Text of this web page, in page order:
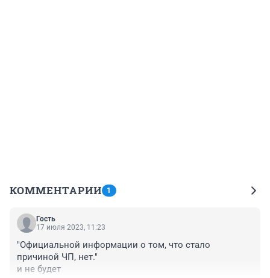
КОММЕНТАРИИ 1
Гость
17 июля 2023, 11:23
"Официальной информации о том, что стало
причиной ЧП, нет."
и не будет